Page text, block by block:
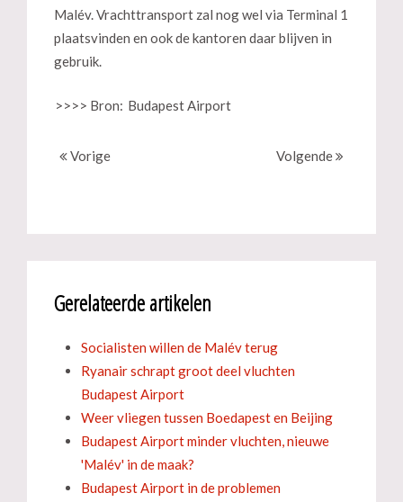
Malév. Vrachttransport zal nog wel via Terminal 1
plaatsvinden en ook de kantoren daar blijven in
gebruik.
>>>> Bron: Budapest Airport
Vorige Volgende
Gerelateerde artikelen
Socialisten willen de Malév terug
Ryanair schrapt groot deel vluchten
Budapest Airport
Weer vliegen tussen Boedapest en Beijing
Budapest Airport minder vluchten, nieuwe
'Malév' in de maak?
Budapest Airport in de problemen